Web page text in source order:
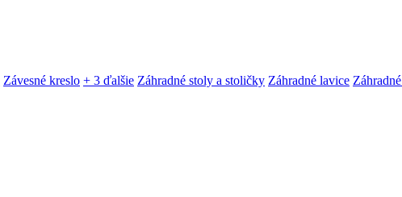
Závesné kreslo + 3 ďalšie Záhradné stoly a stoličky Záhradné lavice